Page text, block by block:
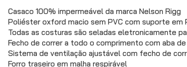
Casaco 100% impermeável da marca Nelson Rigg
Poliéster oxford macio sem PVC com suporte em
Todas as costuras são seladas eletronicamente
Fecho de correr a todo o comprimento com aba
Sistema de ventilação ajustável com fecho de
Forro traseiro em malha respirável